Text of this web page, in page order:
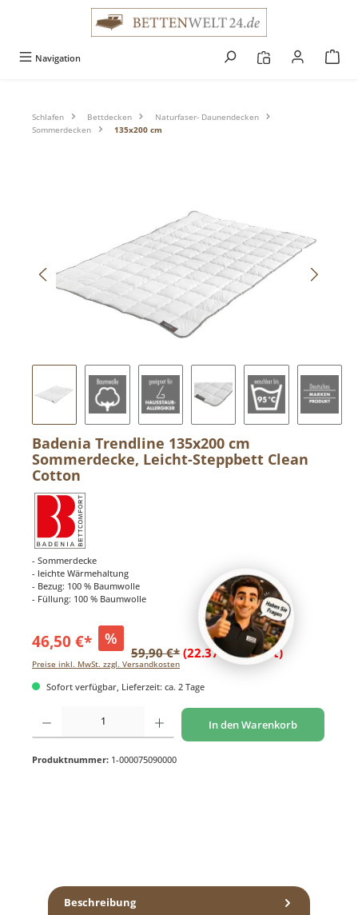
Navigation
Schlafen Bettdecken
Naturfaser- Daunendecken
Sommerdecken
135x200 cm
Badenia Trendline 135x200 cm
Sommerdecke, Leicht-Steppbett Clean
Cotton
- Sommerdecke
- leichte Wärmehaltung
- Bezug: 100 % Baumwolle
- Füllung: 100 % Baumwolle
46,50 €* %
59,90 €* (22.37% gespart)
Preise inkl. MwSt. zzgl. Versandkosten
Sofort verfügbar, Lieferzeit: ca. 2 Tage
Produkt Anzahl: Gib den gewünschten Wert ein oder benutze die Schaltflächen um
In den Warenkorb
Produktnummer: 1-000075090000
Beschreibung